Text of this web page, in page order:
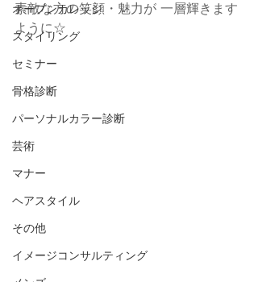
オープンカレッジ
スタイリング
セミナー
骨格診断
パーソナルカラー診断
芸術
マナー
ヘアスタイル
その他
イメージコンサルティング
素敵な方の笑顔・魅力が 一層輝きます
ように☆